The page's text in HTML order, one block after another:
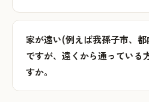
家が遠い(例えば我孫子市、
ですが、遠くから通っている
すか。